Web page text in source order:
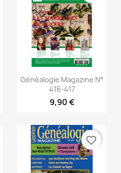
Snabbvy
Généalogie Magazine N°
416-417
9,90 €
favorite_border